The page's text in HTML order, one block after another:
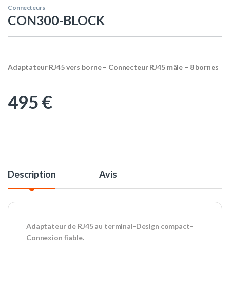
Connecteurs
CON300-BLOCK
Adaptateur RJ45 vers borne – Connecteur RJ45 mâle – 8 bornes
495€
Description Avis
Adaptateur de RJ45 au terminal-Design compact-
Connexion fiable.